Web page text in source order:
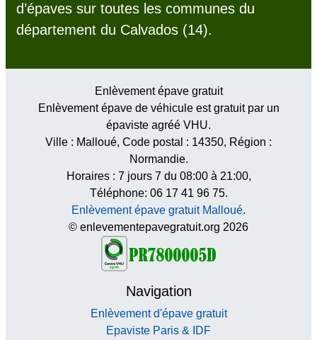
d’épaves sur toutes les communes du
département du Calvados (14).
Enlèvement épave gratuit
Enlèvement épave de véhicule est gratuit par un
épaviste agréé VHU.
Ville : Malloué, Code postal : 14350, Région :
Normandie.
Horaires : 7 jours 7 du 08:00 à 21:00,
Téléphone: 06 17 41 96 75.
Enlèvement épave gratuit Malloué.
© enlevementepavegratuit.org 2026
Navigation
Enlèvement d'épave gratuit
Epaviste Paris & IDF